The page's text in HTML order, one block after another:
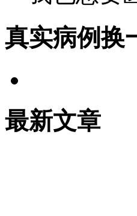
真实病例换
最新文章